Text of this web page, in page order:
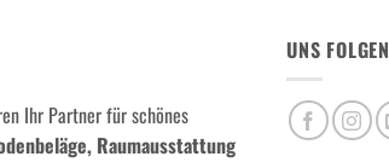
Ihr Partner für schönes
Raumausstattung
UNS FOLGEN